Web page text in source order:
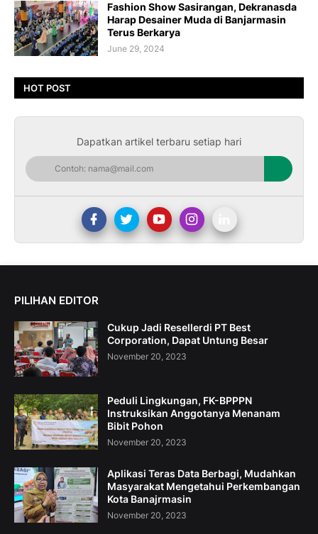
Fashion Show Sasirangan, Dekranasda
Harap Desainer Muda di Banjarmasin
Terus Berkarya
June 29, 2024
HOT POST
Dapatkan artikel terbaru setiap hari
PILIHAN EDITOR
Cukup Jadi Resellerdi PT Best
Corporation, Dapat Untung Besar
November 20, 2023
Peduli Lingkungan, FK-BPPPN
Instruksikan Anggotanya Menanam
Bibit Pohon
November 20, 2023
Aplikasi Teras Data Berbagi, Mudahkan
Masyarakat Mengetahui Perkembangan
Kota Banajrmasin
November 20, 2023